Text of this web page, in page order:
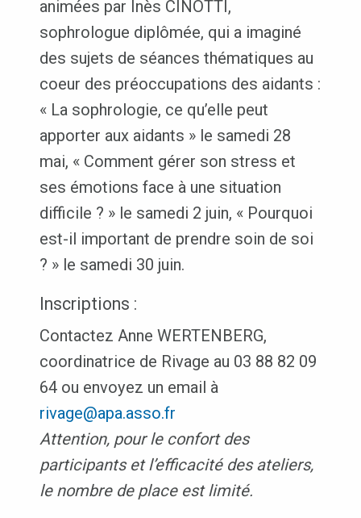
animées par Inès CINOTTI,
sophrologue diplômée, qui a imaginé
des sujets de séances thématiques au
coeur des préoccupations des aidants :
« La sophrologie, ce qu’elle peut
apporter aux aidants » le samedi 28
mai, « Comment gérer son stress et
ses émotions face à une situation
difficile ? » le samedi 2 juin, « Pourquoi
est-il important de prendre soin de soi
? » le samedi 30 juin.
Inscriptions :
Contactez Anne WERTENBERG,
coordinatrice de Rivage au 03 88 82 09
64 ou envoyez un email à
rivage@apa.asso.fr
Attention, pour le confort des
participants et l’efficacité des ateliers,
le nombre de place est limité.